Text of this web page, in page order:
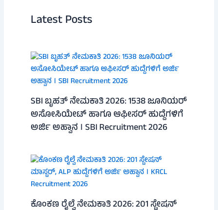
Latest Posts
SBI ಬೃಹತ್ ನೇಮಕಾತಿ 2026: 1538 ಜೂನಿಯರ್
ಅಸೋಸಿಯೇಟ್ ಹಾಗೂ ಆಫೀಸರ್ ಹುದ್ದೆಗಳಿಗೆ
ಅರ್ಜಿ ಅಹ್ವಾನ । SBI Recruitment 2026
ಕೊಂಕಣ ರೈಲ್ವೆ ನೇಮಕಾತಿ 2026: 201 ಸ್ಟೇಷನ್